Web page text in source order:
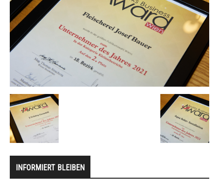
INFORMIERT BLEIBEN